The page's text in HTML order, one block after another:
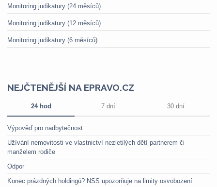
Monitoring judikatury (24 měsíců)
Monitoring judikatury (12 měsíců)
Monitoring judikatury (6 měsíců)
NEJČTENĚJŠÍ NA EPRAVO.CZ
24 hod 7 dní 30 dní
Výpověď pro nadbytečnost
Užívání nemovitosti ve vlastnictví nezletilých dětí partnerem či
manželem rodiče
Odpor
Konec prázdných holdingů? NSS upozorňuje na limity osvobození